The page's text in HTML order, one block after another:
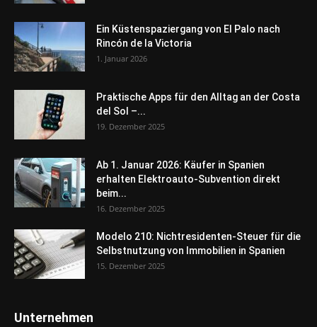
Ein Küstenspaziergang von El Palo nach
Rincón de la Victoria
1. Januar 2026
Praktische Apps für den Alltag an der Costa
del Sol –...
19. Dezember 2025
Ab 1. Januar 2026: Käufer in Spanien
erhalten Elektroauto-Subvention direkt
beim...
16. Dezember 2025
Modelo 210: Nichtresidenten-Steuer für die
Selbstnutzung von Immobilien in Spanien
15. Dezember 2025
Unternehmen